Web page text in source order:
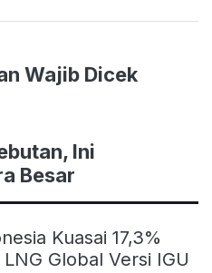
Wajib Dicek
Ini
Besar
Kuasai 17,3%
Global Versi IGU